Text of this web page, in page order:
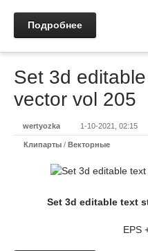
Подробнее
Set 3d
vector vol 205
wertyozka 1-10-2021, 02:15
Клипарты / Векторные
Set 3d editable text
EPS